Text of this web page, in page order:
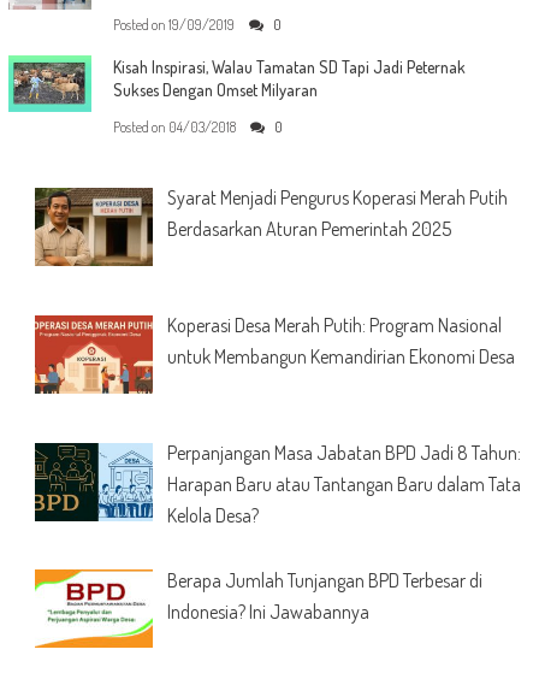
Posted on 19/09/2019 0
Kisah Inspirasi, Walau Tamatan SD Tapi Jadi Peternak
Sukses Dengan Omset Milyaran
Posted on 04/03/2018 0
Syarat Menjadi Pengurus Koperasi Merah Putih
Berdasarkan Aturan Pemerintah 2025
Koperasi Desa Merah Putih: Program Nasional
untuk Membangun Kemandirian Ekonomi Desa
Perpanjangan Masa Jabatan BPD Jadi 8 Tahun:
Harapan Baru atau Tantangan Baru dalam Tata
Kelola Desa?
Berapa Jumlah Tunjangan BPD Terbesar di
Indonesia? Ini Jawabannya